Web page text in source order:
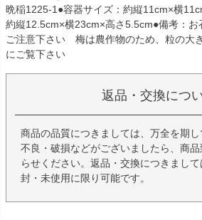
晩稲1225-1●容器サイズ：約縦11cm×横
約縦12.5cm×横23cm×高さ5.5cm●備考：お
ご注意下さい 梅は農作物のため、粒の大
にご覧下さい
返品・交換につ
商品の品質につきましては、万全を期
不良・破損などがございましたら、商
らせください。返品・交換につきまし
封・未使用に限り可能です。